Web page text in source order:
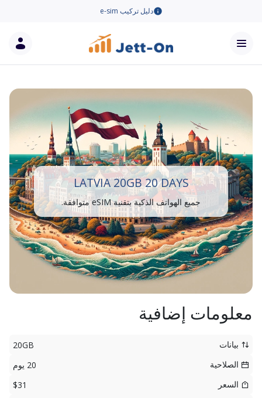
دليل تركيب e-sim
LATVIA 20GB 20 DAYS
جميع الهواتف الذكية بتقنية eSIM متوافقة.
معلومات إضافية
بيانات
20GB
الصلاحية
20 يوم
السعر
$31